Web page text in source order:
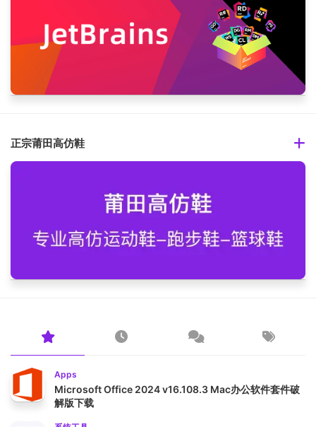
正宗莆田高仿鞋
Apps
Microsoft Office 2024 v16.108.3 Mac办公软件套件破
解版下载